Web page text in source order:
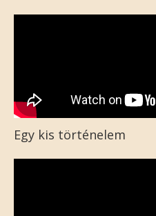
Egy kis történelem